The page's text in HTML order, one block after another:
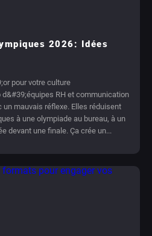
2026: Idées
pour votre culture
RH et communication
un mauvais réflexe. Elles réduisent
à une olympiade au bureau, à un
devant une finale. Ça crée un...